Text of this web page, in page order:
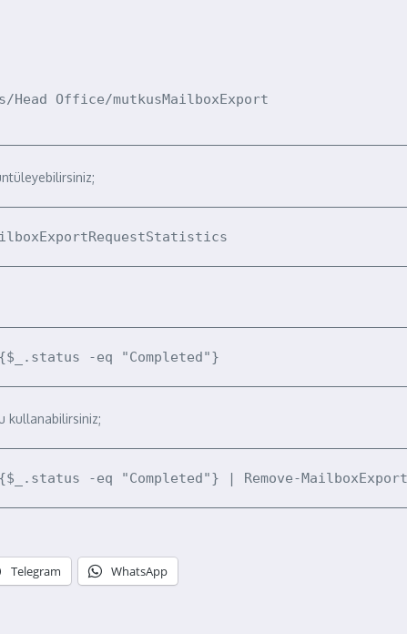
Office/mutkusMailboxExport
kullanabilirsiniz;
-eq "Completed"} | Remove-
Telegram WhatsApp